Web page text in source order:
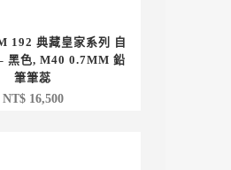
192 典藏皇家系列 自
黑色, M40 0.7MM 鉛
筆筆蕊
NT$16,500